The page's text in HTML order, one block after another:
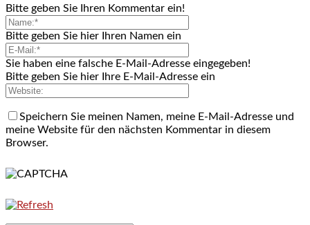
Bitte geben Sie Ihren Kommentar ein!
Bitte geben Sie hier Ihren Namen ein
Sie haben eine falsche E-Mail-Adresse eingegeben!
Bitte geben Sie hier Ihre E-Mail-Adresse ein
Speichern Sie meinen Namen, meine E-Mail-Adresse und
meine Website für den nächsten Kommentar in diesem
Browser.